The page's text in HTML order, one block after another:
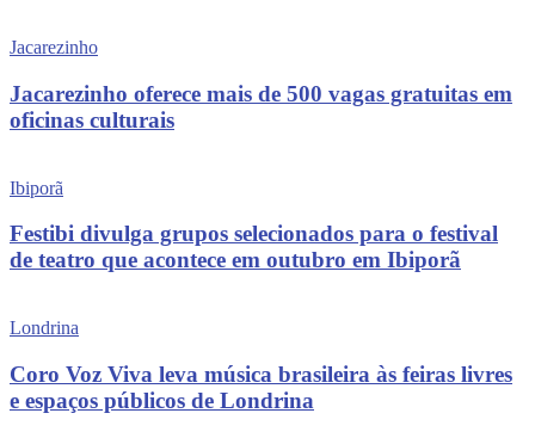
Jacarezinho
Jacarezinho oferece mais de 500 vagas gratuitas em
oficinas culturais
Ibiporã
Festibi divulga grupos selecionados para o festival
de teatro que acontece em outubro em Ibiporã
Londrina
Coro Voz Viva leva música brasileira às feiras livres
e espaços públicos de Londrina